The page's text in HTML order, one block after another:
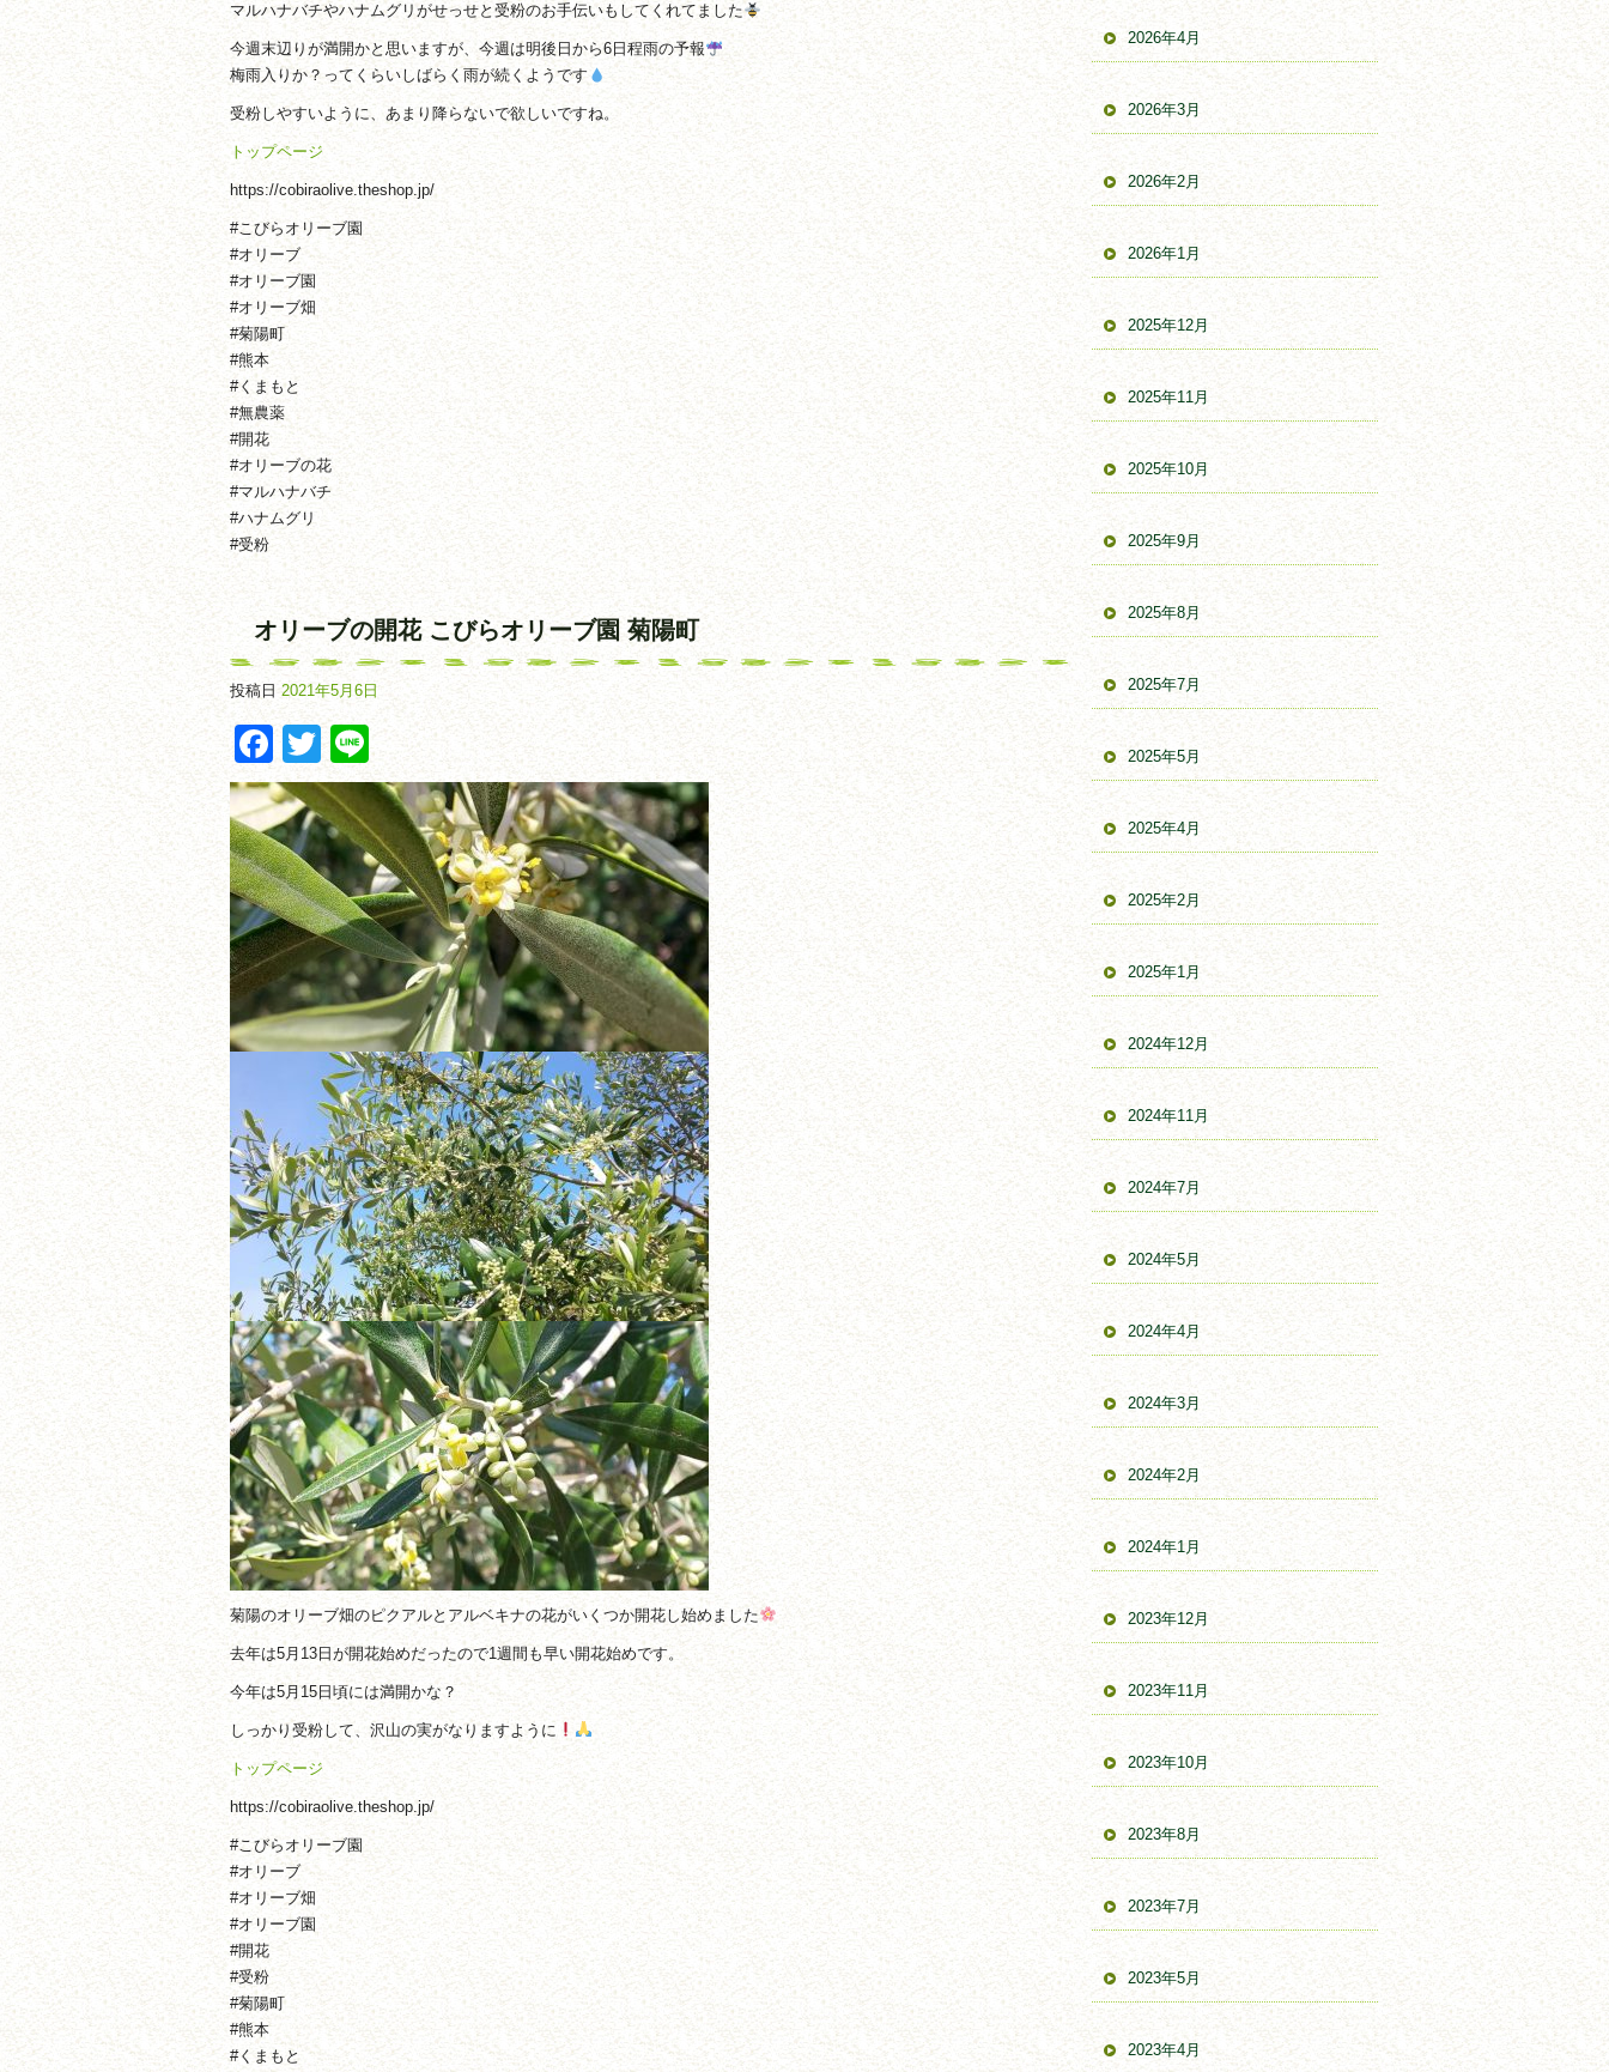
マルハナバチやハナムグリがせっせと受粉のお手伝いもしてくれてました
今週末辺りが満開かと思いますが、今週は明後日から6日程雨の予報
梅雨入りか？ってくらいしばらく雨が続くようです
受粉しやすいように、あまり降らないで欲しいですね。
トップページ
https://cobiraolive.theshop.jp/
#こびらオリーブ園
#オリーブ
#オリーブ園
#オリーブ畑
#菊陽町
#熊本
#くまもと
#無農薬
#開花
#オリーブの花
#マルハナバチ
#ハナムグリ
#受粉
オリーブの開花 こびらオリーブ園 菊陽町
投稿日 2021年5月6日
Facebook
Twitter
Line
菊陽のオリーブ畑のピクアルとアルベキナの花がいくつか開花し始めました
去年は5月13日が開花始めだったので1週間も早い開花始めです。
今年は5月15日頃には満開かな？
しっかり受粉して、沢山の実がなりますように
トップページ
https://cobiraolive.theshop.jp/
#こびらオリーブ園
#オリーブ
#オリーブ畑
#オリーブ園
#開花
#受粉
#菊陽町
#熊本
#くまもと
2026年4月
2026年3月
2026年2月
2026年1月
2025年12月
2025年11月
2025年10月
2025年9月
2025年8月
2025年7月
2025年5月
2025年4月
2025年2月
2025年1月
2024年12月
2024年11月
2024年7月
2024年5月
2024年4月
2024年3月
2024年2月
2024年1月
2023年12月
2023年11月
2023年10月
2023年8月
2023年7月
2023年5月
2023年4月